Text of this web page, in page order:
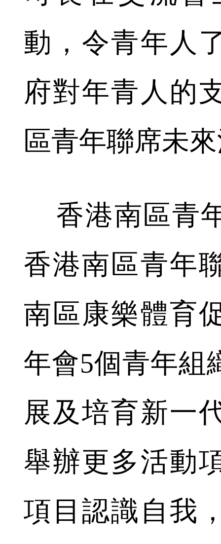
動，令青年人
府對年青人的
區青年聯席未
香港南區青
香港南區青年
南區康樂體育
年會5個青年組
展及培育新一
舉辦更多活動
項目認識自我